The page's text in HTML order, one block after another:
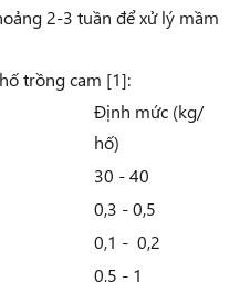
2-3 tuần để xử lý mầm
trồng cam [1]:
Định mức (kg/
hố)
30 - 40
0,3 - 0,5
0,1 - 0,2
0,5 - 1